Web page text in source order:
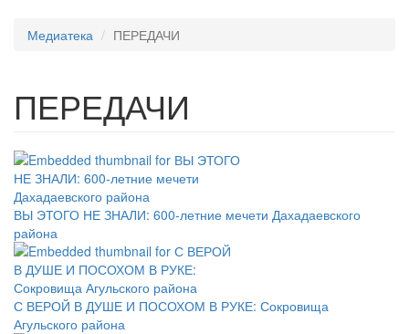
Медиатека ПЕРЕДАЧИ
ПЕРЕДАЧИ
ВЫ ЭТОГО НЕ ЗНАЛИ: 600-летние мечети Дахадаевского
района
С ВЕРОЙ В ДУШЕ И ПОСОХОМ В РУКЕ: Сокровища
Агульского района